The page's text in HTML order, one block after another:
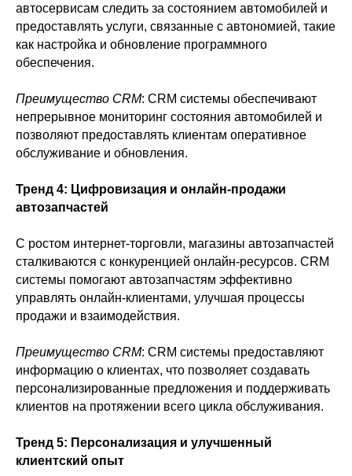
автосервисам следить за состоянием автомобилей и
предоставлять услуги, связанные с автономией, такие
как настройка и обновление программного
обеспечения.
Преимущество CRM: CRM системы обеспечивают
непрерывное мониторинг состояния автомобилей и
позволяют предоставлять клиентам оперативное
обслуживание и обновления.
Тренд 4: Цифровизация и онлайн-продажи
автозапчастей
С ростом интернет-торговли, магазины автозапчастей
сталкиваются с конкуренцией онлайн-ресурсов. CRM
системы помогают автозапчастям эффективно
управлять онлайн-клиентами, улучшая процессы
продажи и взаимодействия.
Преимущество CRM: CRM системы предоставляют
информацию о клиентах, что позволяет создавать
персонализированные предложения и поддерживать
клиентов на протяжении всего цикла обслуживания.
Тренд 5: Персонализация и улучшенный
клиентский опыт